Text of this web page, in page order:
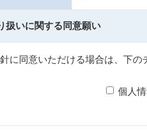
扱いに関する同意願い
に同意いただける場合は、下
個人